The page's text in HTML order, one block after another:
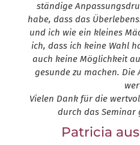
ständige
habe, dass das
und ich wie ein kleines
ich, dass ich keine Wahl
auch keine Möglichkeit
gesunde zu machen.
Vielen Dank für die
durch das Seminar
Patricia